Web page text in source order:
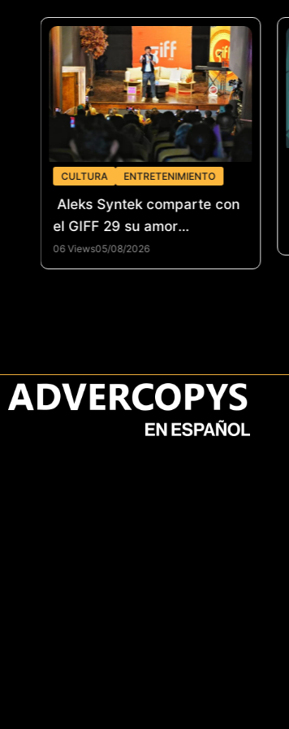
CULTURA ENTRETENIMIENTO
Aleks Syntek comparte con
el GIFF 29 su amor
«Intocable» por la creación
musica
06 Views05/08/2026